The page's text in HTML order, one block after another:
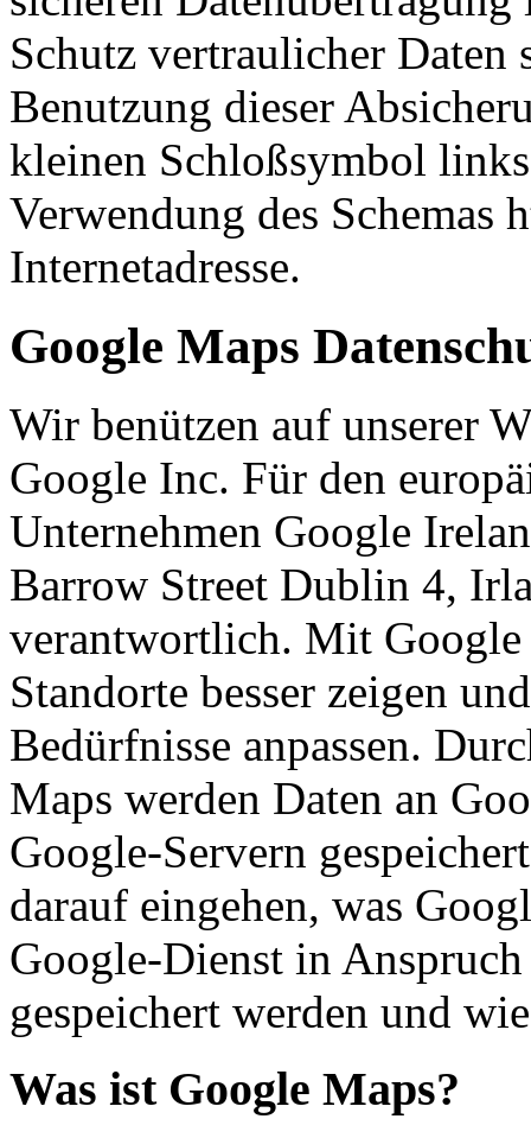
Schutz vertraulicher Daten
Benutzung dieser
kleinen Schloßsymbol
Verwendung des Schemas
Internetadresse.
Google Maps
Wir benützen auf unserer
Google Inc. Für den
Unternehmen Google
Barrow Street Dublin 4,
verantwortlich. Mit
Standorte besser zeigen
Bedürfnisse anpassen.
Maps werden Daten an
Google-Servern
darauf eingehen, was
Google-Dienst in
gespeichert werden und
Was ist Google Maps?